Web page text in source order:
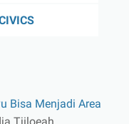
Bisa Menjadi Area